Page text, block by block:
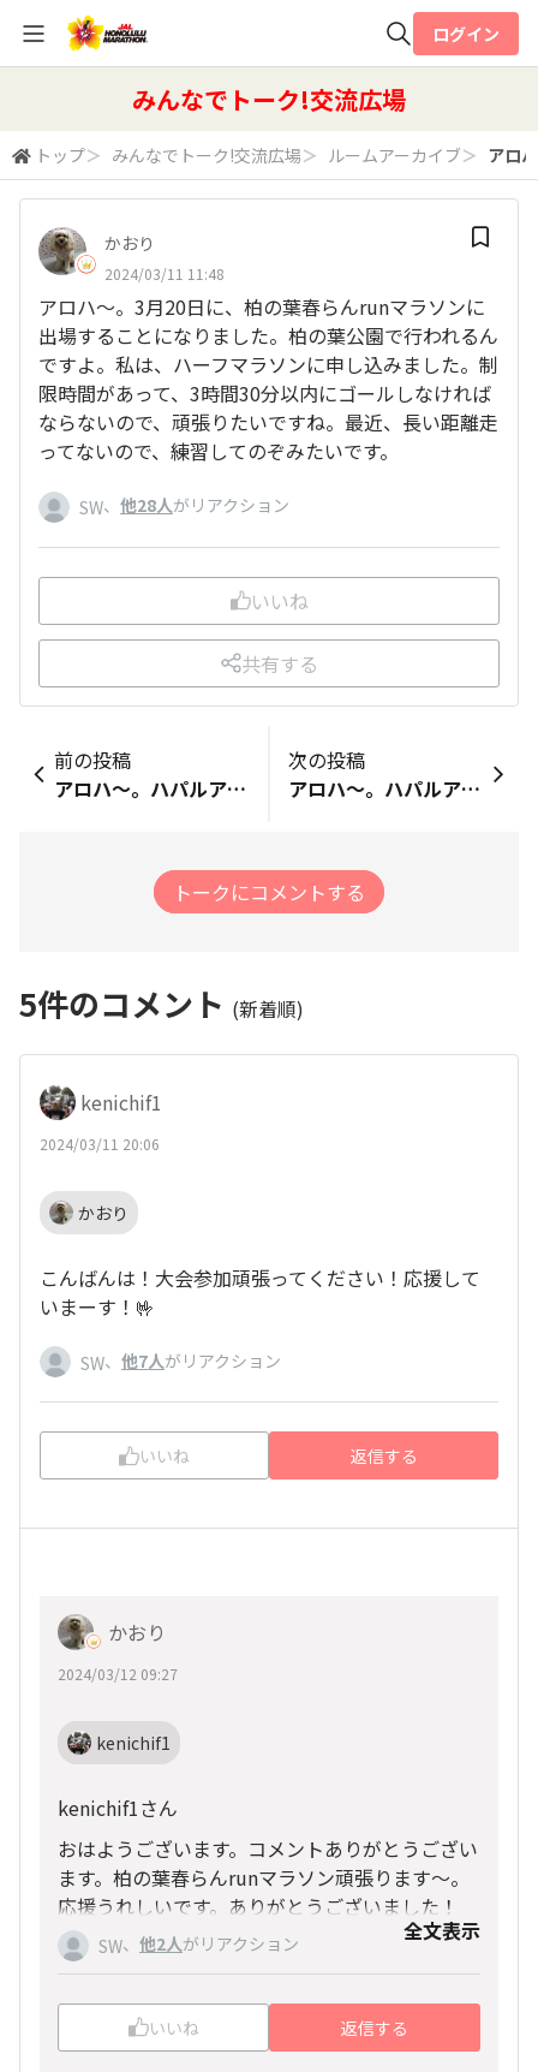
検索
ログイン
みんなでトーク!交流広場
トップ＞ みんなでトーク!交流広場＞ ルームアーカイブ＞ アロ
かおり
2024/03/11 11:48
アロハ〜。3月20日に、柏の葉春らんrunマラソンに
出場することになりました。柏の葉公園で行われるん
ですよ。私は、ハーフマラソンに申し込みました。制
限時間があって、3時間30分以内にゴールしなければ
ならないので、頑張りたいですね。最近、長い距離走
ってないので、練習してのぞみたいです。
SW、 他28人がリアクション
いいね
共有する
前の投稿
アロハ〜。ハパルア行ったら、ストリップステーキ行ってみたいです。ウルフギャングやルースズクリスはちょっとお高いという方は、ストリップステーキいかがですか？みなさんの中で、ストリップステーキ行かれたことのある方はいらっしゃいますでしょうか？
次の投稿
アロハ〜。ハパルア行く時、飛行機で座席はこだわりある方ですか？私は、通路側に座るようにしています。お手洗いに行くのに、気兼ねなく行けるからです。また、飛行機のどのあたりにお乗りになられますか？テントもあるので、私はJALで行きたいですね。
トークにコメントする
5件のコメント (新着順)
kenichif1
2024/03/11 20:06
かおり
こんばんは！大会参加頑張ってください！応援して
いまーす！🤟
SW、 他7人がリアクション
いいね 返信する
かおり
2024/03/12 09:27
kenichif1
kenichif1さん
おはようございます。コメントありがとうござい
ます。柏の葉春らんrunマラソン頑張ります〜。
応援うれしいです。ありがとうございました！
SW、 他2人がリアクション 全文表示
いいね 返信する